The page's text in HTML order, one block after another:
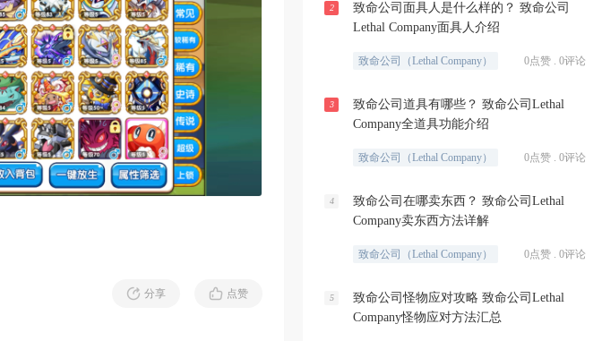
分享 点赞
2
致命公司面具人是什么样的？ 致命公司
Lethal Company面具人介绍
致命公司（Lethal Company） 0点赞 . 0评论
3
致命公司道具有哪些？ 致命公司Lethal
Company全道具功能介绍
致命公司（Lethal Company） 0点赞 . 0评论
4
致命公司在哪卖东西？ 致命公司Lethal
Company卖东西方法详解
致命公司（Lethal Company） 0点赞 . 0评论
5
致命公司怪物应对攻略 致命公司Lethal
Company怪物应对方法汇总